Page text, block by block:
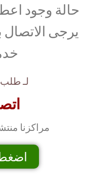
حالة وجود
يرجى الاتصال
لـ طلب
مراكزنا
اضغط